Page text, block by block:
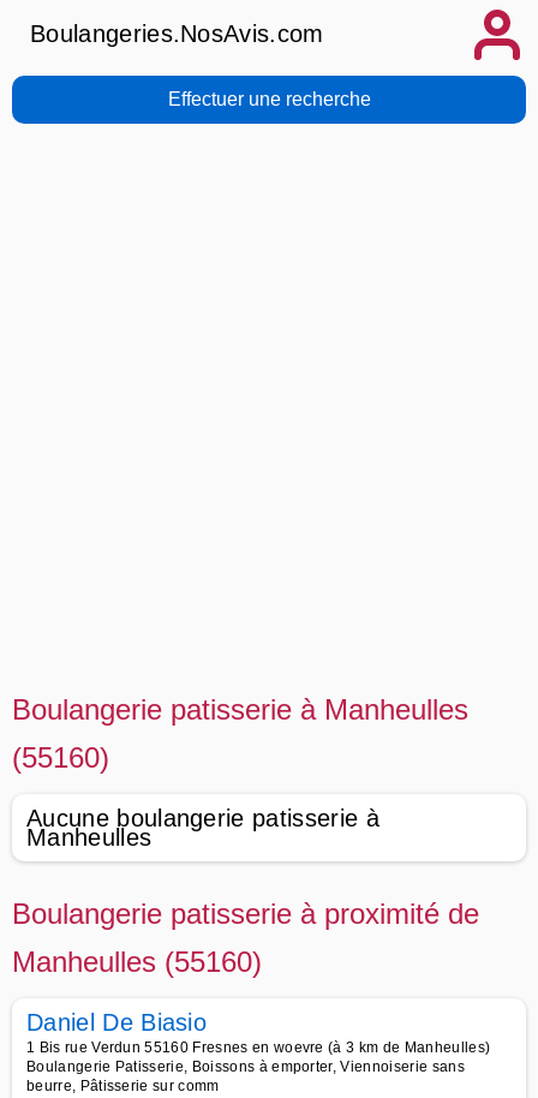
Boulangeries.NosAvis.com
Effectuer une recherche
Boulangerie patisserie à Manheulles
(55160)
Aucune boulangerie patisserie à
Manheulles
Boulangerie patisserie à proximité de
Manheulles (55160)
Daniel De Biasio
1 Bis rue Verdun 55160 Fresnes en woevre (à 3 km de Manheulles)
Boulangerie Patisserie, Boissons à emporter, Viennoiserie sans
beurre, Pâtisserie sur comm